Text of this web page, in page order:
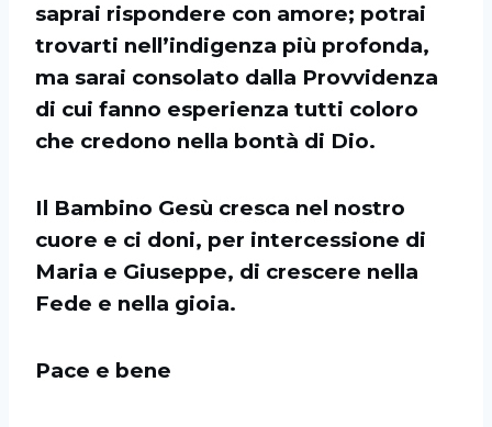
saprai rispondere con amore; potrai
trovarti nell’indigenza più profonda,
ma sarai consolato dalla Provvidenza
di cui fanno esperienza tutti coloro
che credono nella bontà di Dio.
Il Bambino Gesù cresca nel nostro
cuore e ci doni, per intercessione di
Maria e Giuseppe, di crescere nella
Fede e nella gioia.
Pace e bene